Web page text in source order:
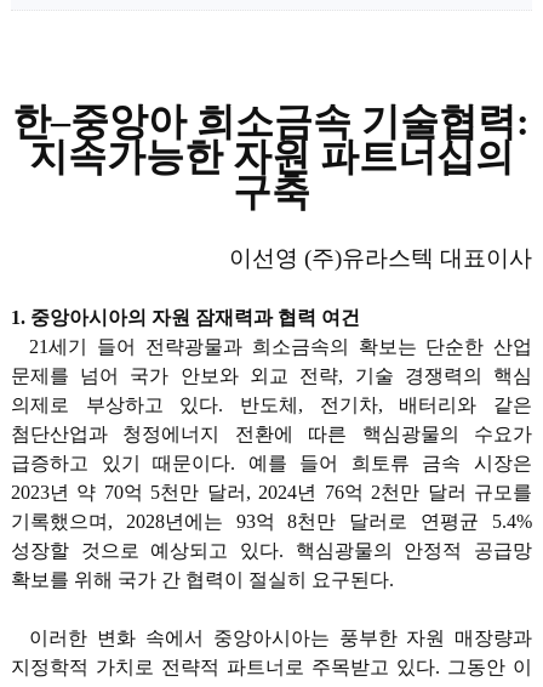
한–중앙아 희소금속 기술협력:
지속가능한 자원 파트너십의
구축
이선영 (주)유라스텍 대표이사
1. 중앙아시아의 자원 잠재력과 협력 여건
21세기 들어 전략광물과 희소금속의 확보는 단순한 산업
문제를 넘어 국가 안보와 외교 전략, 기술 경쟁력의 핵심
의제로 부상하고 있다. 반도체, 전기차, 배터리와 같은
첨단산업과 청정에너지 전환에 따른 핵심광물의 수요가
급증하고 있기 때문이다. 예를 들어 희토류 금속 시장은
2023년 약 70억 5천만 달러, 2024년 76억 2천만 달러 규모를
기록했으며, 2028년에는 93억 8천만 달러로 연평균 5.4%
성장할 것으로 예상되고 있다. 핵심광물의 안정적 공급망
확보를 위해 국가 간 협력이 절실히 요구된다.
이러한 변화 속에서 중앙아시아는 풍부한 자원 매장량과
지정학적 가치로 전략적 파트너로 주목받고 있다. 그동안 이